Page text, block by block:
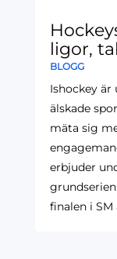
ligor,
BLOGG
Ishockey är
älskade
mäta sig
erbjuder
finalen i SM